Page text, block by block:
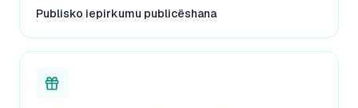
Publisko iepirkumu publicëshana